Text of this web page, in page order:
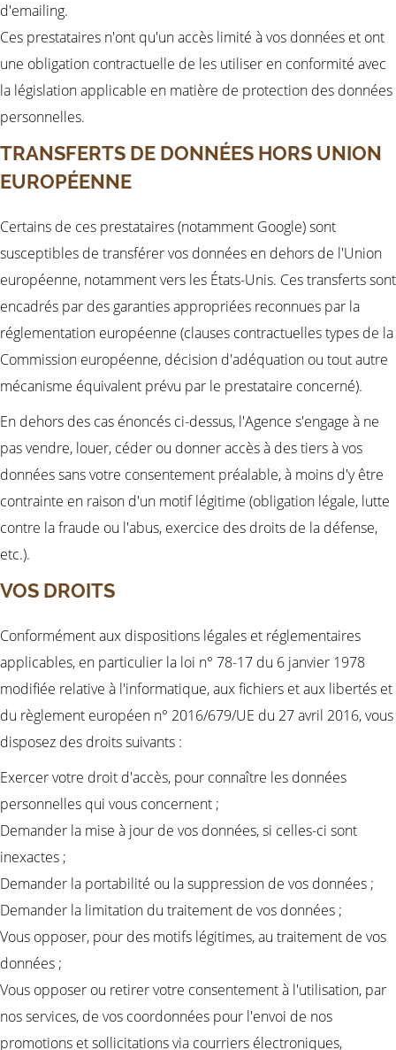
d'emailing.
Ces prestataires n'ont qu'un accès limité à vos données et ont
une obligation contractuelle de les utiliser en conformité avec
la législation applicable en matière de protection des données
personnelles.
TRANSFERTS DE DONNÉES HORS UNION
EUROPÉENNE
Certains de ces prestataires (notamment Google) sont
susceptibles de transférer vos données en dehors de l'Union
européenne, notamment vers les États-Unis. Ces transferts sont
encadrés par des garanties appropriées reconnues par la
réglementation européenne (clauses contractuelles types de la
Commission européenne, décision d'adéquation ou tout autre
mécanisme équivalent prévu par le prestataire concerné).
En dehors des cas énoncés ci-dessus, l'Agence s'engage à ne
pas vendre, louer, céder ou donner accès à des tiers à vos
données sans votre consentement préalable, à moins d'y être
contrainte en raison d'un motif légitime (obligation légale, lutte
contre la fraude ou l'abus, exercice des droits de la défense,
etc.).
VOS DROITS
Conformément aux dispositions légales et réglementaires
applicables, en particulier la loi n° 78-17 du 6 janvier 1978
modifiée relative à l'informatique, aux fichiers et aux libertés et
du règlement européen n° 2016/679/UE du 27 avril 2016, vous
disposez des droits suivants :
Exercer votre droit d'accès, pour connaître les données
personnelles qui vous concernent ;
Demander la mise à jour de vos données, si celles-ci sont
inexactes ;
Demander la portabilité ou la suppression de vos données ;
Demander la limitation du traitement de vos données ;
Vous opposer, pour des motifs légitimes, au traitement de vos
données ;
Vous opposer ou retirer votre consentement à l'utilisation, par
nos services, de vos coordonnées pour l'envoi de nos
promotions et sollicitations via courriers électroniques,